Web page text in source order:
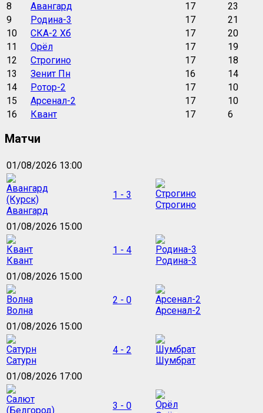
8
Авангард 17
23
9
Родина-3 17
21
10
СКА-2 Хб 17
20
11
Орёл 17
19
12
Строгино 17
18
13
Зенит Пн 16
14
14
Ротор-2 17
10
15
Арсенал-2 17
10
16
Квант 17 6
Матчи
01/08/2026 13:00
Авангард
1 - 3
Строгино
01/08/2026 15:00
Квант
1 - 4
Родина-3
01/08/2026 15:00
Волна
2 - 0
Арсенал-2
01/08/2026 15:00
Сатурн
4 - 2
Шумбрат
01/08/2026 17:00
3 - 0